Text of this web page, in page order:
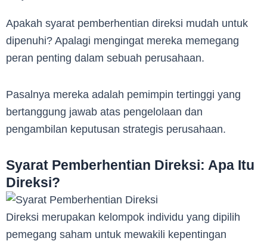
Apakah syarat pemberhentian direksi mudah untuk
dipenuhi? Apalagi mengingat mereka memegang
peran penting dalam sebuah perusahaan.
Pasalnya mereka adalah pemimpin tertinggi yang
bertanggung jawab atas pengelolaan dan
pengambilan keputusan strategis perusahaan.
Syarat Pemberhentian Direksi: Apa Itu
Direksi?
Direksi merupakan kelompok individu yang dipilih
pemegang saham untuk mewakili kepentingan